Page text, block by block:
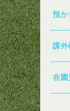
預か
課外
在園